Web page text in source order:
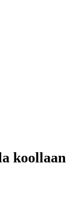
koollaan